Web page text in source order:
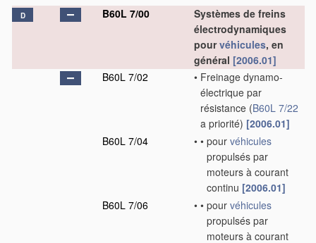
D B60L 7/00
Systèmes de freins
électrodynamiques
pourvéhicules, en
général [2006.01]
B60L 7/02
• Freinage dynamo-
électrique par
résistance (B60L 7/22
a priorité) [2006.01]
B60L 7/04
• • pour véhicules
propulsés par
moteurs à courant
continu [2006.01]
B60L 7/06
• • pour véhicules
propulsés par
moteurs à courant